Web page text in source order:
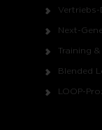
Next-
Training
Blended
LOOP-